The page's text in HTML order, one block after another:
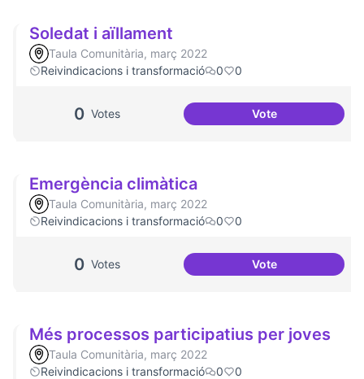
Soledat i aïllament
Taula Comunitària, març 2022
Reivindicacions i transformació
0 0
0 Votes VoteSoledat i
Emergència climàtica
Taula Comunitària, març 2022
Reivindicacions i transformació
0 0
0 Votes VoteEmergència
Més processos participatius per joves
Taula Comunitària, març 2022
Reivindicacions i transformació
0 0